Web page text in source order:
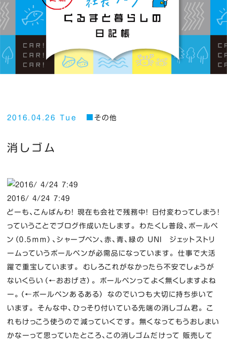
2016.04.26 Tue その他
消しゴム
2016/ 4/24 7:49
どーも、こんばんわ！ 現在も会社で残務中！ 日付変わってしまう！
っていうことでブログ作成いたします。 わたくし普段、ボールペ
ン（０．５ｍｍ）、シャープペン、赤、青、緑の ＵＮＩ ジェットストリ
ームっていうボールペンが必需品になっています。 仕事で大活
躍で重宝しています。 むしろこれがなかったら不安でしょうが
ないくらい（←おおげさ）。 ボールペンってよく無くしますよね
ー。（←ボールペンあるある） なのでいつも大切に持ち歩いて
います。 そんな中、ひっそり付いている先端の消しゴム君。 こ
れもけっこう使うので減っていくです。 無くなってもうおしまい
かなーって思っていたところ、この消しゴムだけって 販売して